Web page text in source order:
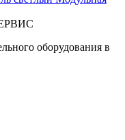
оборудования в